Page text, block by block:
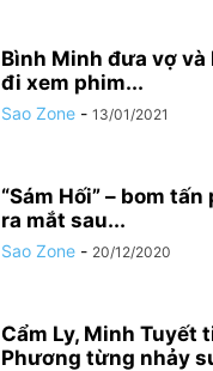
Bình Minh đưa vợ và
đi xem phim...
Sao Zone - 13/01/2021
“Sám Hối” – bom
ra mắt sau...
Sao Zone - 20/12/2020
Cẩm Ly, Minh Tuyết
Phương từng nhảy